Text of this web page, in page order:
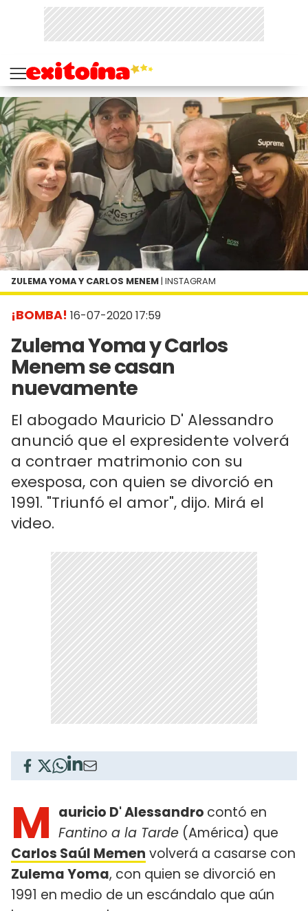
¡BOMBA! 16-07-2020 17:59
Zulema Yoma y Carlos
Menem se casan
nuevamente
El abogado Mauricio D' Alessandro
anunció que el expresidente volverá
a contraer matrimonio con su
exesposa, con quien se divorció en
1991. "Triunfó el amor", dijo. Mirá el
video.
ZULEMA YOMA Y CARLOS MENEM | INSTAGRAM
M auricio D' Alessandro contó en
Fantino a la Tarde (América) que
Carlos Saúl Memen volverá a casarse con
Zulema Yoma, con quien se divorció en
1991 en medio de un escándalo que aún